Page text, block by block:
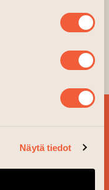
Näytä tiedot